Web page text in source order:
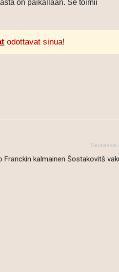
on paikallaan. Se toimii
odottavat sinua!
Seuraava
Franckin kalmainen Šostakovitš